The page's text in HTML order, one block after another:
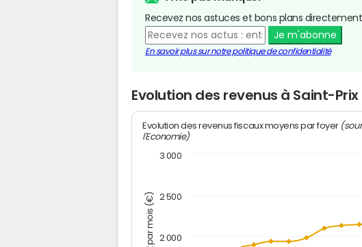
Recevez nos astuces et bons plans
Je m'abonne
En savoir plus sur notre politique de confidentialité
Evolution des revenus à Saint-Prix
Evolution des revenus fiscaux moyens par foyer
l'Economie)
2 000
2 500
3 000